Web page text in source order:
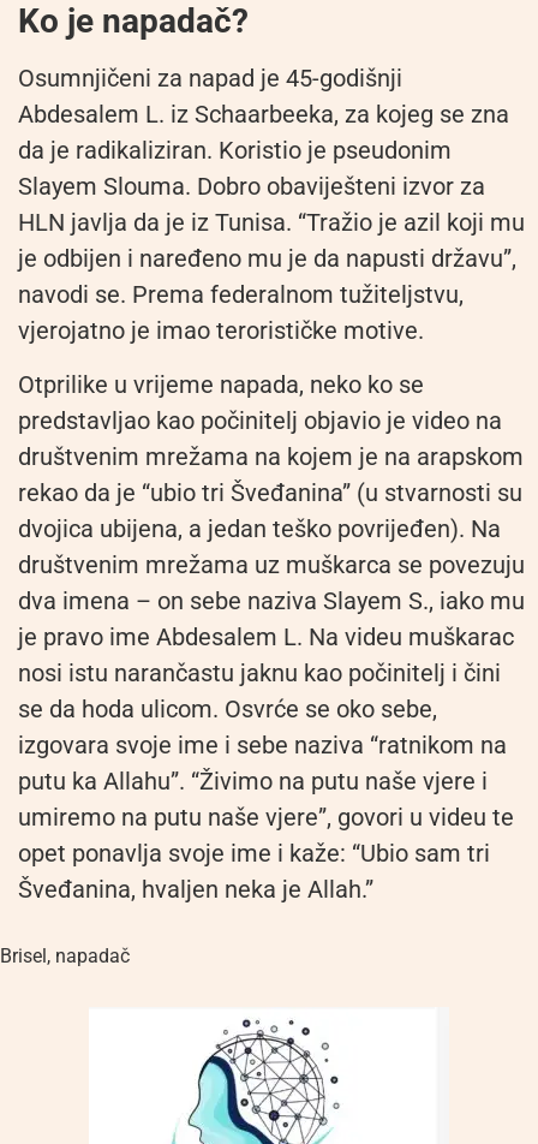
Ko je napadač?
Osumnjičeni za napad je 45-godišnji
Abdesalem L. iz Schaarbeeka, za kojeg se zna
da je radikaliziran. Koristio je pseudonim
Slayem Slouma. Dobro obaviješteni izvor za
HLN javlja da je iz Tunisa. “Tražio je azil koji mu
je odbijen i naređeno mu je da napusti državu”,
navodi se. Prema federalnom tužiteljstvu,
vjerojatno je imao terorističke motive.
Otprilike u vrijeme napada, neko ko se
predstavljao kao počinitelj objavio je video na
društvenim mrežama na kojem je na arapskom
rekao da je “ubio tri Šveđanina” (u stvarnosti su
dvojica ubijena, a jedan teško povrijeđen). Na
društvenim mrežama uz muškarca se povezuju
dva imena – on sebe naziva Slayem S., iako mu
je pravo ime Abdesalem L. Na videu muškarac
nosi istu narančastu jaknu kao počinitelj i čini
se da hoda ulicom. Osvrće se oko sebe,
izgovara svoje ime i sebe naziva “ratnikom na
putu ka Allahu”. “Živimo na putu naše vjere i
umiremo na putu naše vjere”, govori u videu te
opet ponavlja svoje ime i kaže: “Ubio sam tri
Šveđanina, hvaljen neka je Allah.”
Brisel, napadač